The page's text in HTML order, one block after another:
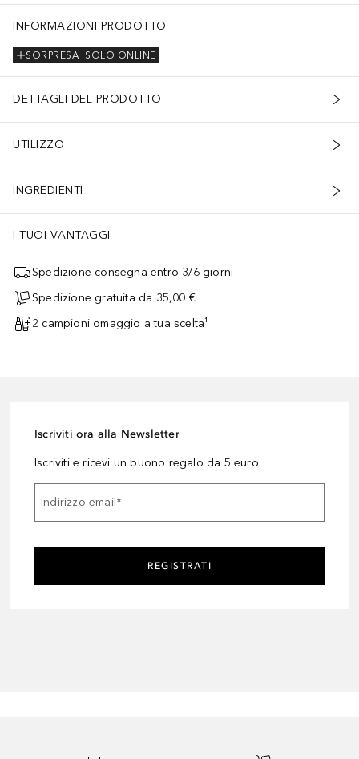
INFORMAZIONI PRODOTTO
SOLO ONLINE
SORPRESA
DETTAGLI DEL PRODOTTO
UTILIZZO
INGREDIENTI
I TUOI VANTAGGI
Spedizione consegna entro 3/6 giorni
Spedizione gratuita da 35,00 €
2 campioni omaggio a tua scelta¹
Iscriviti ora alla Newsletter
Iscriviti e ricevi un buono regalo da 5 euro
Indirizzo email*
REGISTRATI